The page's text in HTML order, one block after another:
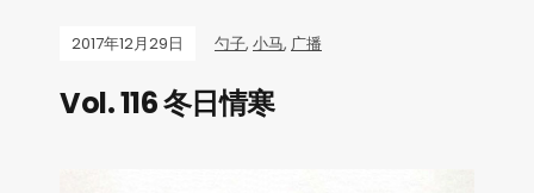
2017年12月29日 勺子, 小马, 广播
Vol. 116 冬日情寒